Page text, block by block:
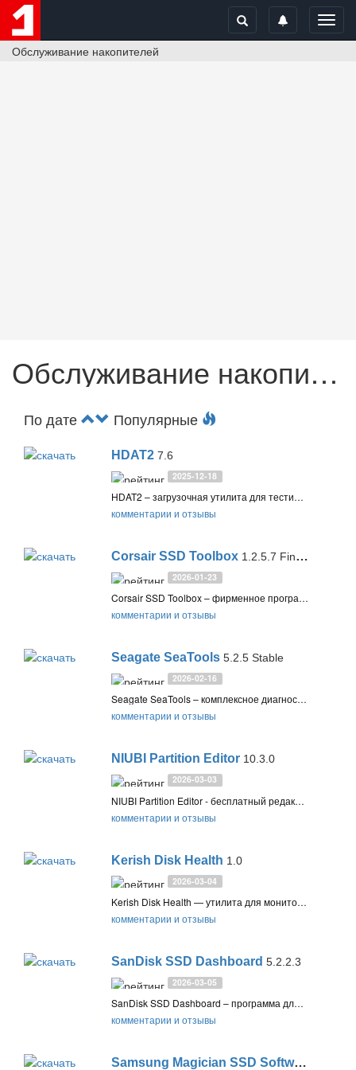
Обслуживание накопителей
Обслуживание накопителей
По дате Популярные
HDAT2 7.6
2025-12-18
HDAT2 – загрузочная утилита для тестирования и диагностики жестких дисков, а также поиска и восстановления сбойных секторов
комментарии и отзывы
Corsair SSD Toolbox 1.2.5.7 Final / 2.0.129 Preview
2026-01-23
Corsair SSD Toolbox – фирменное программное обеспечение для проверки, настройки и обновления прошивки SSD дисков Corsair
комментарии и отзывы
Seagate SeaTools 5.2.5 Stable
2026-02-16
Seagate SeaTools – комплексное диагностическое средство для проверки состояния HDD и SSD дисков в компьютерах и ноутбуках. Поддерживаются диски Seagate, Maxtor и других производителей, а также запуск утилиты с загрузочного USB-носителя
комментарии и отзывы
NIUBI Partition Editor 10.3.0
2026-03-03
NIUBI Partition Editor - бесплатный редактор дисков и разделов, с помощью которого можно создавать и изменять разделы, объединять несколько разделов в один, менять их атрибуты, а также выполнять другие операции
комментарии и отзывы
Kerish Disk Health 1.0
2026-03-04
Kerish Disk Health — утилита для мониторинга состояния SSD и HDD. Она отслеживает здоровье накопителей, температуру, ресурс и SMART-показатели, предупреждая о возможных сбоях и предлагая прогноз срока службы
комментарии и отзывы
SanDisk SSD Dashboard 5.2.2.3
2026-03-05
SanDisk SSD Dashboard – программа для мониторинга, обслуживания и обновления прошивки твёрдотельных SSD накопителей SanDisk и Western Digital
комментарии и отзывы
Samsung Magician SSD Software